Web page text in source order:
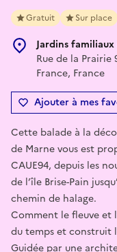
Gratuit Sur place
Jardins
Rue de la Prairie
France, France
Ajouter à mes
Cette balade à la
de Marne vous est
CAUE94, depuis les
de l’île Brise-Pain
chemin de halage.
Comment le fleuve et
du temps et construit
Guidée par une